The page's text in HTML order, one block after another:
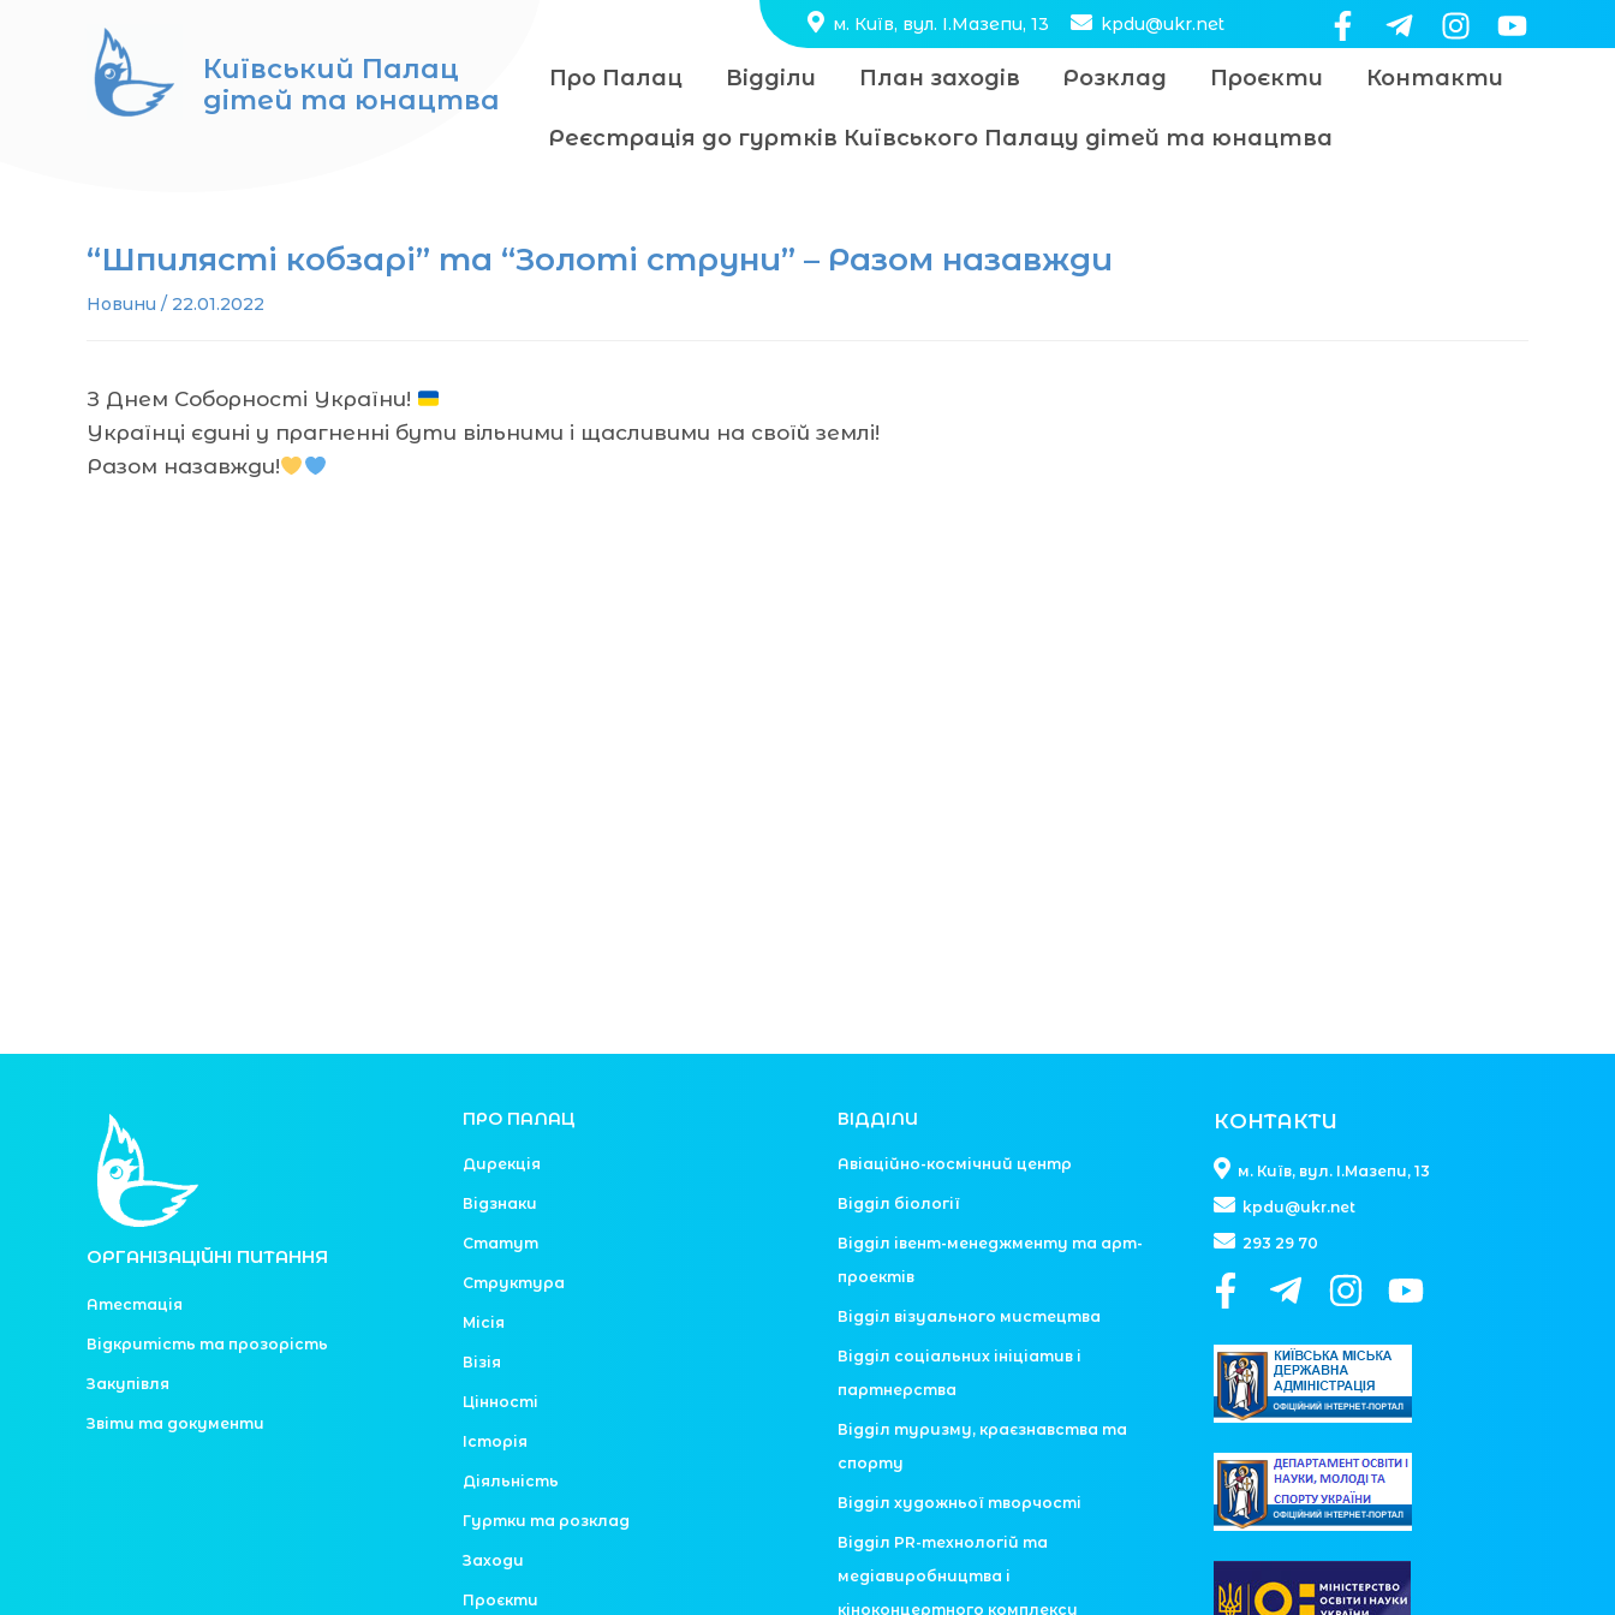
м. Київ, вул. І.Мазепи, 13 kpdu@ukr.net
Київський Палац
дітей та юнацтва
Про Палац Відділи План заходів Розклад Проєкти Контакти
Реєстрація до гуртків Київського Палацу дітей та юнацтва
“Шпилясті кобзарі” та “Золоті струни” – Разом назавжди
Новини / 22.01.2022
З Днем Соборності України!
Українці єдині у прагненні бути вільними і щасливими на своїй землі!
Разом назавжди!
ОРГАНІЗАЦІЙНІ ПИТАННЯ
Атестація
Відкритість та прозорість
Закупівля
Звіти та документи
ПРО ПАЛАЦ
Дирекція
Відзнаки
Статут
Структура
Місія
Візія
Цінності
Історія
Діяльність
Гуртки та розклад
Заходи
Проєкти
ВІДДІЛИ
Авіаційно-космічний центр
Відділ біології
Відділ івент-менеджменту та арт-
проектів
Відділ візуального мистецтва
Відділ соціальних ініціатив і
партнерства
Відділ туризму, краєзнавства та
спорту
Відділ художньої творчості
Відділ PR-технологій та
медіавиробництва і
кіноконцертного комплексу
КОНТАКТИ
м. Київ, вул. І.Мазепи, 13
kpdu@ukr.net
293 29 70